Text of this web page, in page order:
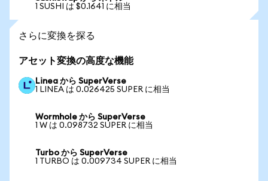
1 SUSHI は $0.1641 に相当
さらに変換を探る
アセット変換の高度な機能
Linea から SuperVerse
1 LINEA は 0.026425 SUPER に相当
Wormhole から SuperVerse
1 W は 0.098732 SUPER に相当
Turbo から SuperVerse
1 TURBO は 0.009734 SUPER に相当